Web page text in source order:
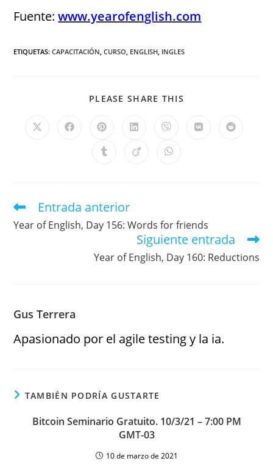
Fuente:www.yearofenglish.com
ETIQUETAS:CAPACITACIÓN, CURSO, ENGLISH, INGLES
PLEASE SHARE THIS
Entrada anterior
Year of English, Day 156: Words for friends
Siguiente entrada
Year of English, Day 160: Reductions
Gus Terrera
Apasionado por el agile testing y la ia.
TAMBIÉN PODRÍA GUSTARTE
Bitcoin Seminario Gratuito. 10/3/21 – 7:00 PM
GMT-03
10 de marzo de 2021